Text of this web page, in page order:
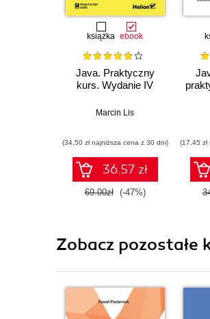
książka ebook
Java. Praktyczny
kurs. Wydanie IV
Marcin Lis
(34,50 zł najniższa cena z 30 dni)
36.57 zł
69.00zł (-47%)
(17,45
Zobacz pozostałe